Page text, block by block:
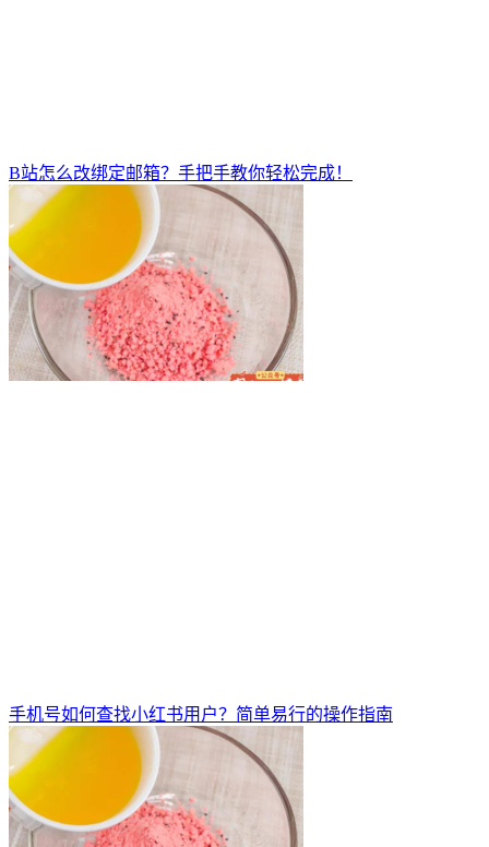
B站怎么改绑定邮箱？手把手教你轻松完成！
手机号如何查找小红书用户？简单易行的操作指南